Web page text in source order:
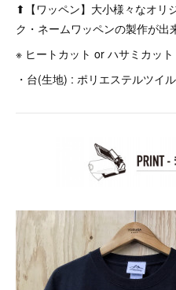
⬆︎【ワッペン】大小様々なオリ
ク・ネームワッペンの製作が出
※ ヒートカット or ハサミカット
・台(生地) : ポリエステルツイ